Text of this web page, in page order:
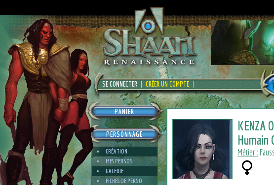
SE CONNECTER CRÉER UN COMPTE
PANIER
PERSONNAGE
CRÉATION
MES PERSOS
GALERIE
FICHES DE PERSO
KENZA
Humain
Métier :